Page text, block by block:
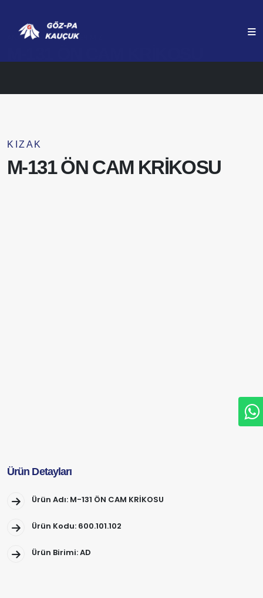
ANASAYFA ÜRÜNLERIMIZ
KIZAK
M-131 ÖN CAM KRİKOSU
Ürün Detayları
Ürün Adı: M-131 ÖN CAM KRİKOSU
Ürün Kodu: 600.101.102
Ürün Birimi: AD